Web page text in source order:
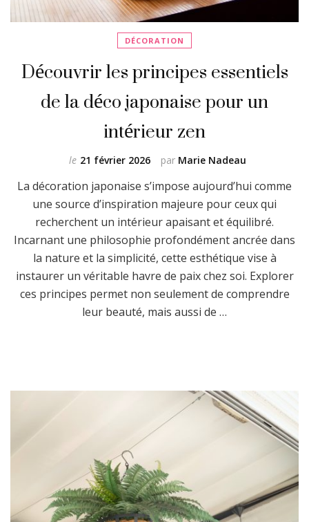
DÉCORATION
Découvrir les principes essentiels
de la déco japonaise pour un
intérieur zen
par Marie Nadeau
le 21 février 2026
La décoration japonaise s’impose aujourd’hui comme
une source d’inspiration majeure pour ceux qui
recherchent un intérieur apaisant et équilibré.
Incarnant une philosophie profondément ancrée dans
la nature et la simplicité, cette esthétique vise à
instaurer un véritable havre de paix chez soi. Explorer
ces principes permet non seulement de comprendre
leur beauté, mais aussi de …